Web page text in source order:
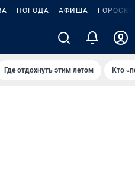
ПОГОДА АФИША
Где отдохнуть этим летом Кто